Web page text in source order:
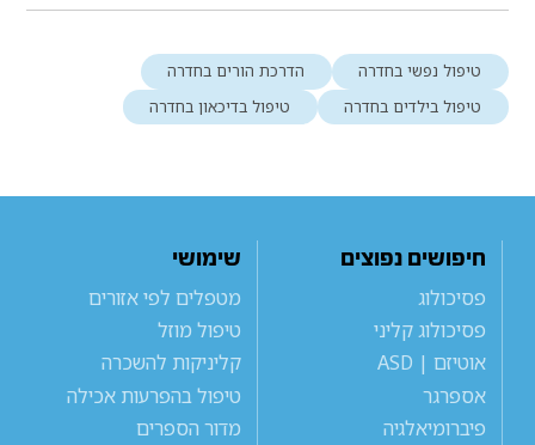
טיפול נפשי בחדרה
הדרכת הורים בחדרה
טיפול בילדים בחדרה
טיפול בדיכאון בחדרה
חיפושים נפוצים
פסיכולוג
פסיכולוג קליני
אוטיזם | ASD
אספרגר
פיברומיאלגיה
שימושי
מטפלים לפי אזורים
טיפול מוזל
קליניקות להשכרה
טיפול בהפרעות אכילה
מדור הספרים